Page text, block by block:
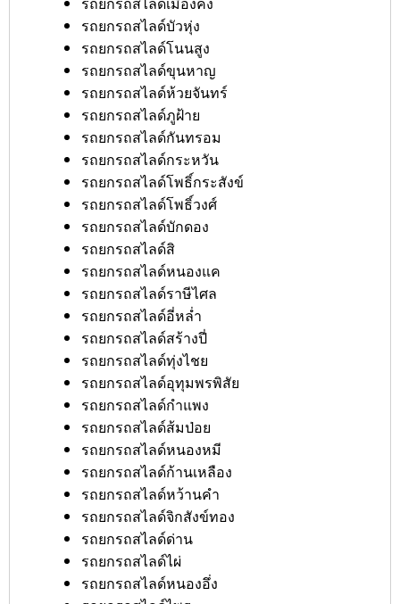
รถยกรถสไลด์บัวหุ่ง
รถยกรถสไลด์โนนสูง
รถยกรถสไลด์ขุนหาญ
รถยกรถสไลด์ห้วยจันทร์
รถยกรถสไลด์ภูฝ้าย
รถยกรถสไลด์กันทรอม
รถยกรถสไลด์กระหวัน
รถยกรถสไลด์โพธิ์กระสังข์
รถยกรถสไลด์โพธิ์วงศ์
รถยกรถสไลด์บักดอง
รถยกรถสไลด์สิ
รถยกรถสไลด์หนองแค
รถยกรถสไลด์ราษีไศล
รถยกรถสไลด์อี่หล่ำ
รถยกรถสไลด์สร้างปี่
รถยกรถสไลด์ทุ่งไชย
รถยกรถสไลด์อุทุมพรพิสัย
รถยกรถสไลด์กำแพง
รถยกรถสไลด์ส้มป่อย
รถยกรถสไลด์หนองหมี
รถยกรถสไลด์ก้านเหลือง
รถยกรถสไลด์หว้านคำ
รถยกรถสไลด์จิกสังข์ทอง
รถยกรถสไลด์ด่าน
รถยกรถสไลด์ไผ่
รถยกรถสไลด์หนองอึ่ง